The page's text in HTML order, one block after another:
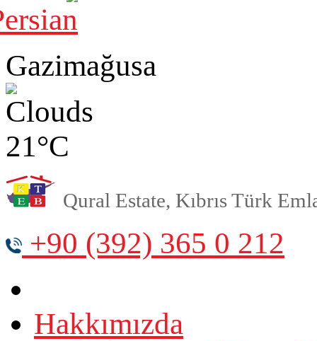
Gazimağusa
21°C
Qural Estate, Kıbrıs Türk
+90 (392) 365 0 212
Hakkımızda